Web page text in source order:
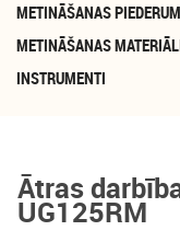
METINĀŠANAS
METINĀŠANAS
INSTRUMENTI
Ātras
UG125RM